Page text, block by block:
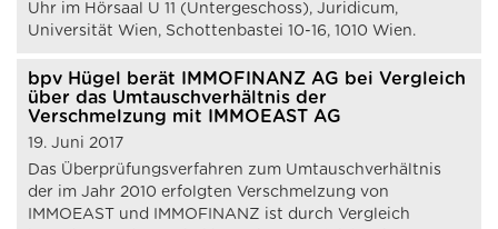
Uhr im Hörsaal U 11 (Untergeschoss), Juridicum,
Universität Wien, Schottenbastei 10-16, 1010 Wien.
bpv Hügel berät IMMOFINANZ AG bei Vergleich
über das Umtauschverhältnis der
Verschmelzung mit IMMOEAST AG
19. Juni 2017
Das Überprüfungsverfahren zum Umtauschverhältnis
der im Jahr 2010 erfolgten Verschmelzung von
IMMOEAST und IMMOFINANZ ist durch Vergleich